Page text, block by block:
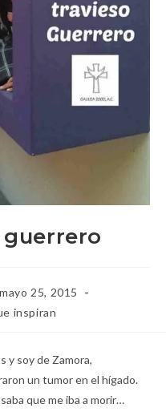
mayo 25, 2015
inspiran
y soy de Zamora,
un tumor en el hígado.
que me iba a morir…